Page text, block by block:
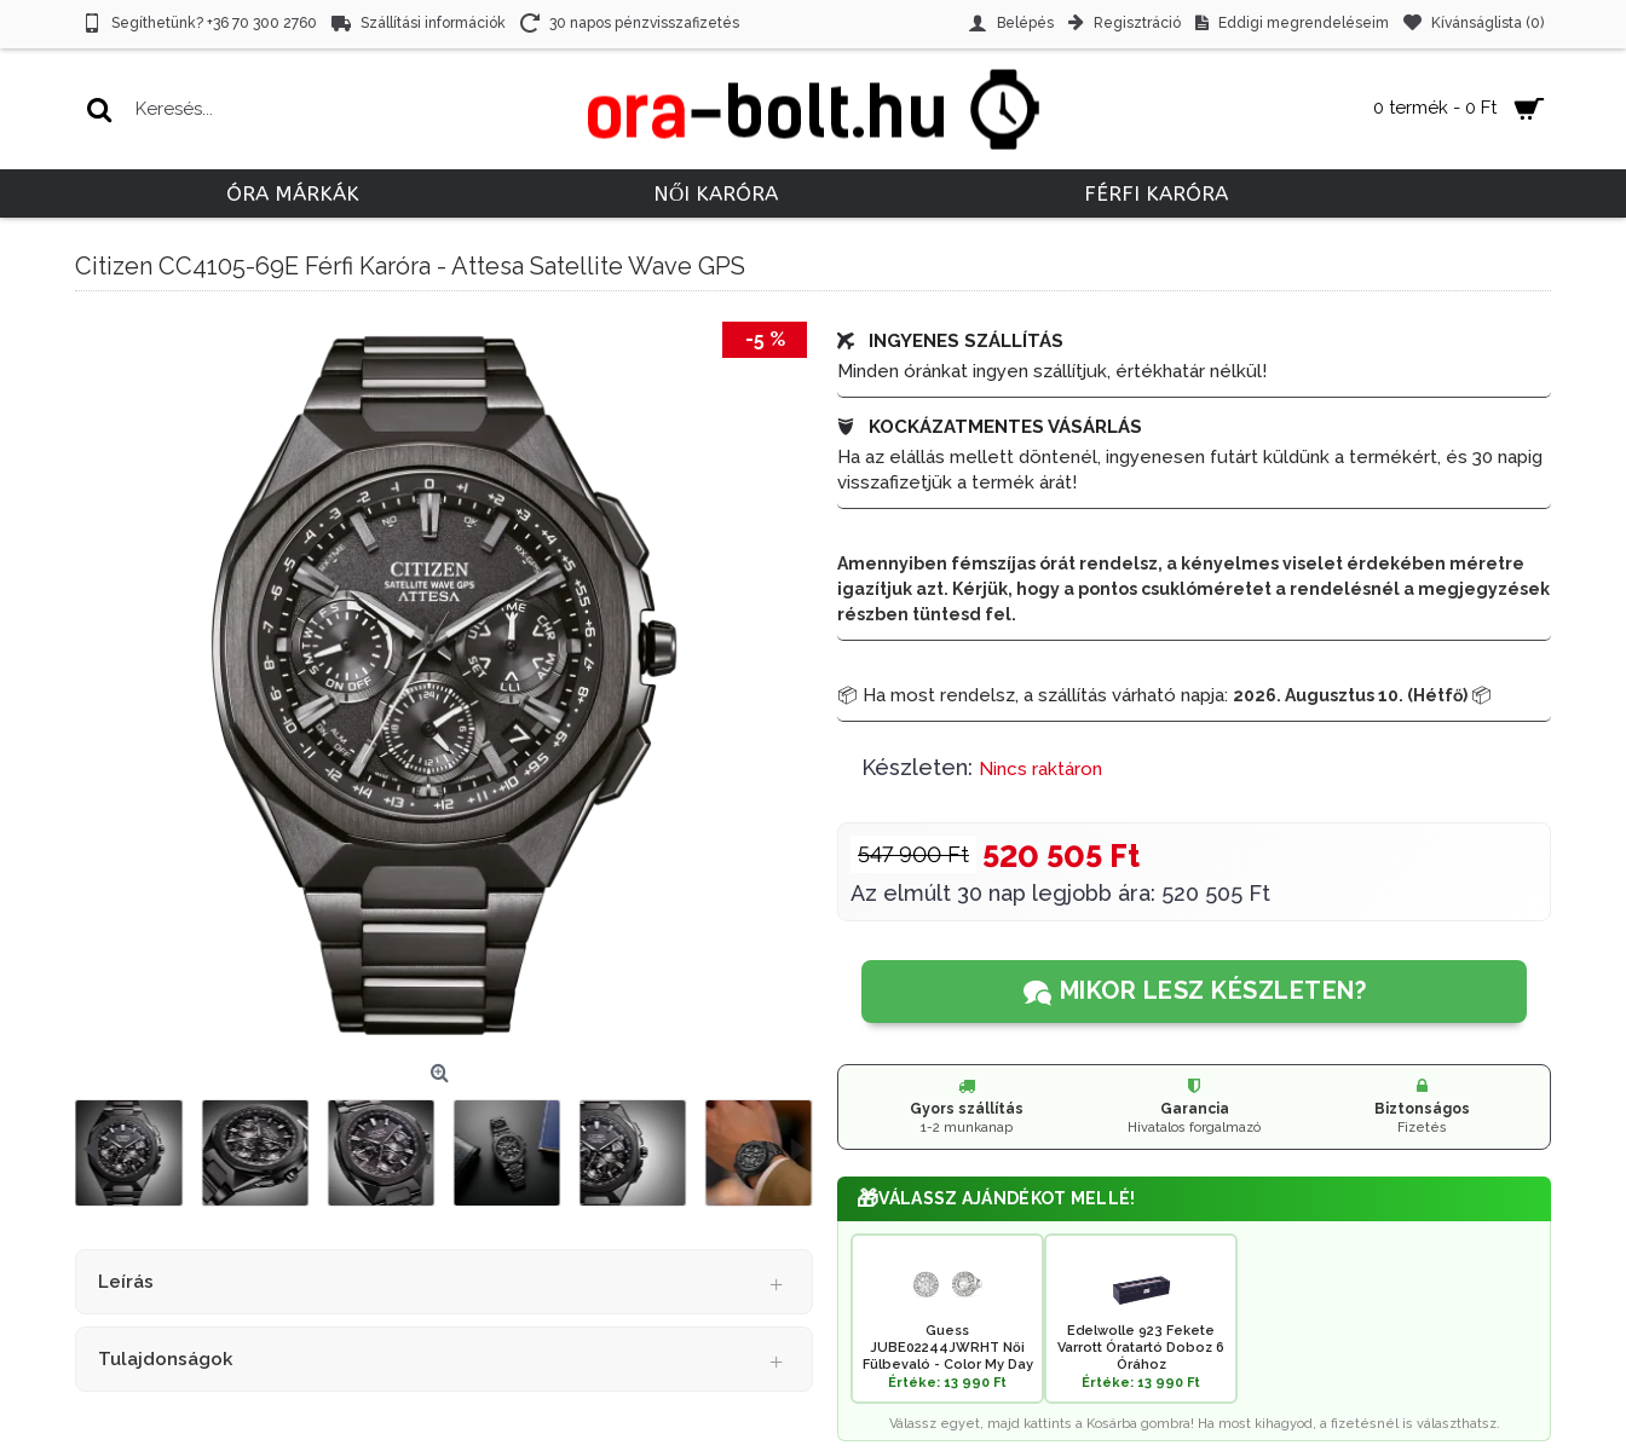
Segíthetünk? +36 70 300 2760 Szállítási információk 30 napos pénzvisszafizetés Belépés Regisztráció Eddigi megrendeléseim Kívánságlista (0)
0 termék - 0 Ft
ÓRA MÁRKÁK NŐI KARÓRA FÉRFI KARÓRA
Citizen CC4105-69E Férfi Karóra - Attesa Satellite Wave GPS
-5 %
Leírás
Tulajdonságok
INGYENES SZÁLLÍTÁS
Minden óránkat ingyen szállítjuk, értékhatár nélkül!
KOCKÁZATMENTES VÁSÁRLÁS
Ha az elállás mellett döntenél, ingyenesen futárt küldünk a termékért, és 30 napig
visszafizetjük a termék árát!
Amennyiben fémszíjas órát rendelsz, a kényelmes viselet érdekében méretre
igazítjuk azt. Kérjük, hogy a pontos csuklóméretet a rendelésnél a megjegyzések
részben tüntesd fel.
📦 Ha most rendelsz, a szállítás várható napja: 2026. Augusztus 10. (Hétfő) 📦
Készleten: Nincs raktáron
547 900 Ft 520 505 Ft
Az elmúlt 30 nap legjobb ára: 520 505 Ft
MIKOR LESZ KÉSZLETEN?
Gyors szállítás
1-2 munkanap
Garancia
Hivatalos forgalmazó
Biztonságos
Fizetés
🎁VÁLASSZ AJÁNDÉKOT MELLÉ!
Guess
JUBE02244JWRHT Női
Fülbevaló - Color My Day
Értéke: 13 990 Ft
Edelwolle 923 Fekete
Varrott Óratartó Doboz 6
Órához
Értéke: 13 990 Ft
Válassz egyet, majd kattints a Kosárba gombra! Ha most kihagyod, a fizetésnél is választhatsz.